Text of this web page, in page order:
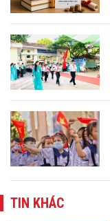
TIN KHÁC